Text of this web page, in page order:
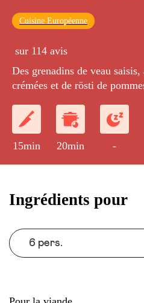
Cuisine Européenne
sur 114 avis
Des grenadins de veau
crémées et de rösti de
15min 20min -
Ingrédients pour
6 pers.